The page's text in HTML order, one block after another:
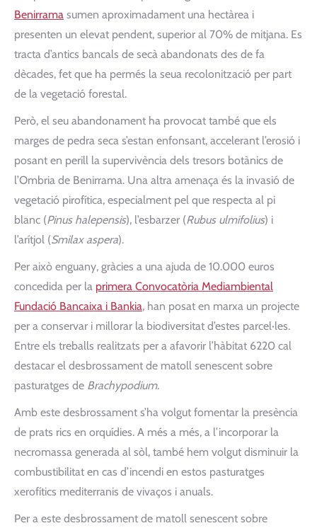
Benirrama sumen aproximadament una hectàrea i
presenten un elevat pendent, superior al 70% de mitjana. Es
tracta d’antics bancals de secà abandonats des de fa
dècades, fet que ha permés la seua recolonització per part
de la vegetació forestal.
Però, el seu abandonament ha provocat també que els
marges de pedra seca s’estan enfonsant, accelerant l’erosió i
posant en perill la supervivència dels tresors botànics de
l’Ombria de Benirrama. Una altra amenaça és la invasió de
vegetació pirofítica, especialment pel que respecta al pi
blanc (Pinus halepensis), l’esbarzer (Rubus ulmifolius) i
l’arítjol (Smilax aspera).
Per això enguany, gràcies a una ajuda de 10.000 euros
concedida per la primera Convocatòria Mediambiental
Fundació Bancaixa i Bankia, han posat en marxa un projecte
per a conservar i millorar la biodiversitat d’estes parcel·les.
Entre els treballs realitzats per a afavorir l’hàbitat 6220 cal
destacar el desbrossament de matoll senescent sobre
pasturatges de Brachypodium.
Amb este desbrossament s’ha volgut fomentar la presència
de prats rics en orquídies. A més a més, a l’incorporar la
necromassa generada al sòl, també hem volgut disminuir la
combustibilitat en cas d’incendi en estos pasturatges
xerofítics mediterranis de vivaços i anuals.
Per a este desbrossament de matoll senescent sobre